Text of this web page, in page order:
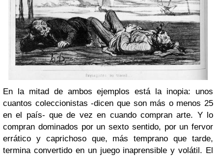
En la mitad de ambos ejemplos está la inopia: unos
cuantos coleccionistas -dicen que son más o menos 25
en el país- que de vez en cuando compran arte. Y lo
compran dominados por un sexto sentido, por un fervor
errático y caprichoso que, más temprano que tarde,
termina convertido en un juego inaprensible y volátil. El